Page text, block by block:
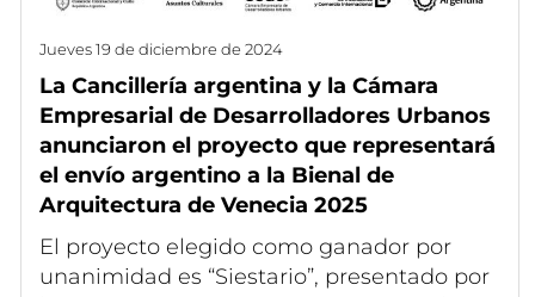
jueves 19 de diciembre de 2024
La Cancillería argentina y la Cámara
Empresarial de Desarrolladores Urbanos
anunciaron el proyecto que representará
el envío argentino a la Bienal de
Arquitectura de Venecia 2025
El proyecto elegido como ganador por
unanimidad es “Siestario”, presentado por